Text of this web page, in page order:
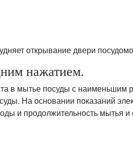
открывание двери
нажатием.
в мытье посуды с наименьшим
На основании показаний
и продолжительность мытья и